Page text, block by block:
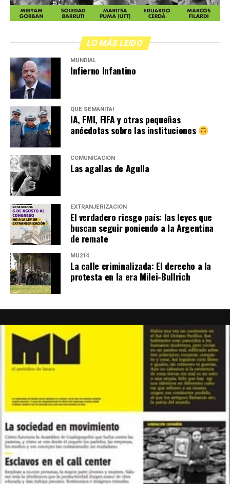
LO MÁS LEIDO
MUNDIAL
Infierno Infantino
QUÉ SEMANITA!
IA, FMI, FIFA y otras pequeñas
anécdotas sobre las instituciones
COMUNICACIÓN
Las agallas de Agulla
EXTRANJERIZACIÓN
El verdadero riesgo país: las leyes que
buscan seguir poniendo a la Argentina
de remate
MU214
La calle criminalizada: El derecho a la
protesta en la era Milei-Bullrich